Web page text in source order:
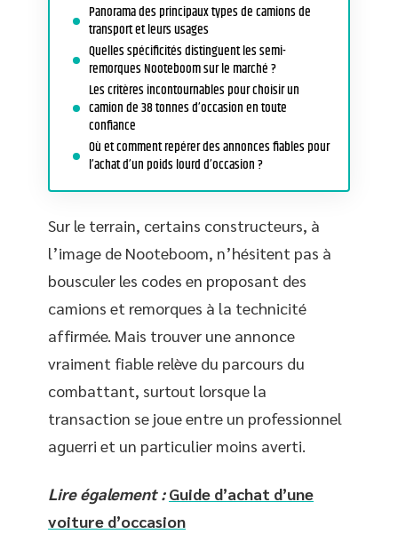
Panorama des principaux types de camions de
transport et leurs usages
Quelles spécificités distinguent les semi-
remorques Nooteboom sur le marché ?
Les critères incontournables pour choisir un
camion de 38 tonnes d’occasion en toute
confiance
Où et comment repérer des annonces fiables pour
l’achat d’un poids lourd d’occasion ?
Sur le terrain, certains constructeurs, à
l’image de Nooteboom, n’hésitent pas à
bousculer les codes en proposant des
camions et remorques à la technicité
affirmée. Mais trouver une annonce
vraiment fiable relève du parcours du
combattant, surtout lorsque la
transaction se joue entre un professionnel
aguerri et un particulier moins averti.
Lire également : Guide d’achat d’une
voiture d’occasion